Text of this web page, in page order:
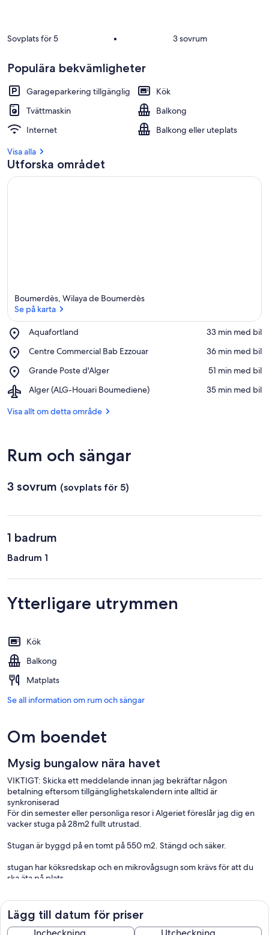
Sovplats för 5 • 3 sovrum
Populära bekvämligheter
Garageparkering tillgänglig
Kök
Tvättmaskin
Balkong
Internet
Balkong eller uteplats
Visa alla
Utforska området
Boumerdès, Wilaya de Boumerdès
Se på karta
Aquafortland
Place,
‪33 min med bil‬
Centre Commercial Bab Ezzouar
Place,
Commercial
Ezzouar
‪36 min med bil‬
Grande Poste d'Alger
Place,
Poste
‪51 min med bil‬
Alger (ALG-Houari Boumediene)
Airport,
(ALG-
‪35 min med bil‬
Visa allt om detta område
Rum och sängar
3 sovrum (sovplats för 5)
1 badrum
Badrum 1
Ytterligare utrymmen
Kök
Balkong
Matplats
Se all information om rum och sängar
Om boendet
Mysig bungalow nära havet
VIKTIGT: Skicka ett meddelande innan jag bekräftar någon
betalning eftersom tillgänglighetskalendern inte alltid är
synkroniserad
För din semester eller personliga resor i Algeriet föreslår jag dig en
vacker stuga på 28m2 fullt utrustad.
Stugan är byggd på en tomt på 550 m2. Stängd och säker.
stugan har köksredskap och en mikrovågsugn som krävs för att du
ska äta på plats
Säker och gratis parkering
Tillträde till stranden
Du kommer att ha:
Lägg till datum för priser